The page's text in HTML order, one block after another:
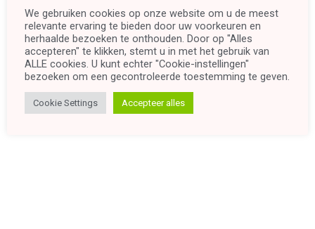
We gebruiken cookies op onze website om u de meest
relevante ervaring te bieden door uw voorkeuren en
herhaalde bezoeken te onthouden. Door op "Alles
accepteren" te klikken, stemt u in met het gebruik van
ALLE cookies. U kunt echter "Cookie-instellingen"
bezoeken om een ​​gecontroleerde toestemming te geven.
Cookie Settings Accepteer alles